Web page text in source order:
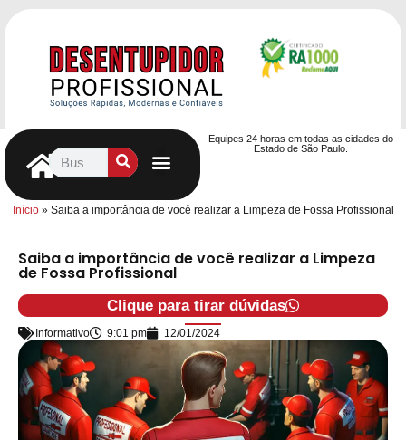
Equipes 24 horas em todas as cidades do
Estado de São Paulo.
Início» Saiba a importância de você realizar a Limpeza de Fossa Profissional
Saiba a importância de você realizar a Limpeza
de Fossa Profissional
Clique para tirar dúvidas
Informativo 9:01 pm 12/01/2024